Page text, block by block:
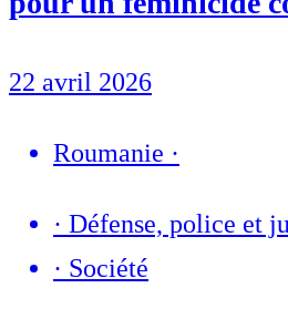
22 avril 2026
Roumanie ·
· Défense, police et
· Société